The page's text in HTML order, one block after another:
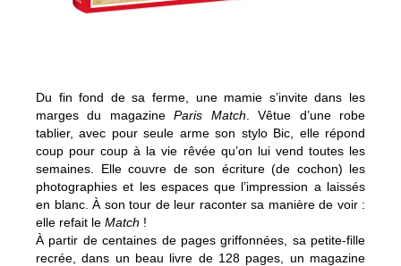
Du fin fond de sa ferme, une mamie s’invite dans les
marges du magazineParis Match . Vêtue d’une robe
tablier, avec pour seule arme son stylo Bic, elle répond
coup pour coup à la vie rêvée qu’on lui vend toutes les
semaines. Elle couvre de son écriture (de cochon) les
photographies et les espaces que l’impression a laissés
en blanc. À son tour de leur raconter sa manière de voir :
elle refait le Match !
À partir de centaines de pages griffonnées, sa petite-fille
recrée, dans un beau livre de 128 pages, un magazine